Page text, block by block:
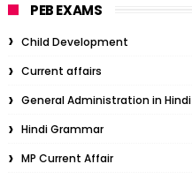
PEB EXAMS
Child Development
Current affairs
General Administration in Hindi
Hindi Grammar
MP Current Affair